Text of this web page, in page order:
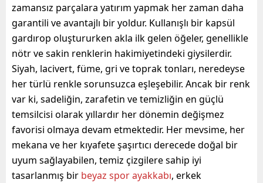
zamansız parçalara yatırım yapmak her zaman daha
garantili ve avantajlı bir yoldur. Kullanışlı bir kapsül
gardırop oluştururken akla ilk gelen öğeler, genellikle
nötr ve sakin renklerin hakimiyetindeki giysilerdir.
Siyah, lacivert, füme, gri ve toprak tonları, neredeyse
her türlü renkle sorunsuzca eşleşebilir. Ancak bir renk
var ki, sadeliğin, zarafetin ve temizliğin en güçlü
temsilcisi olarak yıllardır her dönemin değişmez
favorisi olmaya devam etmektedir. Her mevsime, her
mekana ve her kıyafete şaşırtıcı derecede doğal bir
uyum sağlayabilen, temiz çizgilere sahip iyi
tasarlanmış bir beyaz spor ayakkabı, erkek